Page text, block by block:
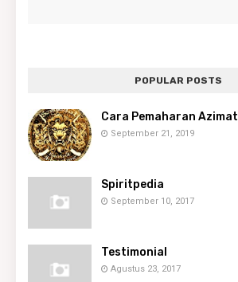
POPULAR POSTS
Cara Pemaharan Azimat
September 21, 2019
Spiritpedia
September 10, 2017
Testimonial
Agustus 23, 2017